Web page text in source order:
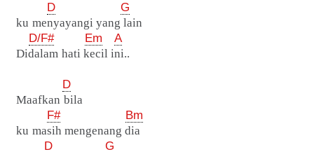
D
G
ku menyayangi yang lain
D/F#
Em
A
Didalam hati kecil ini..
D
Maafkan bila
F#
Bm
ku masih mengenang dia
D
G